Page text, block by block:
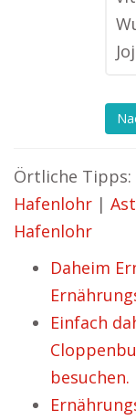
Örtliche Tipps:
Hafenlohr |
Hafenlohr
Daheim
Einfach
besuchen.